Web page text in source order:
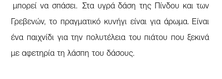
μπορεί να σπάσει. Στα υγρά δάση της Πίνδου και των
Γρεβενών, το πραγματικό κυνήγι είναι για άρωμα. Είναι
ένα παιχνίδι για την πολυτέλεια του πιάτου που ξεκινά
με αφετηρία τη λάσπη του δάσους.